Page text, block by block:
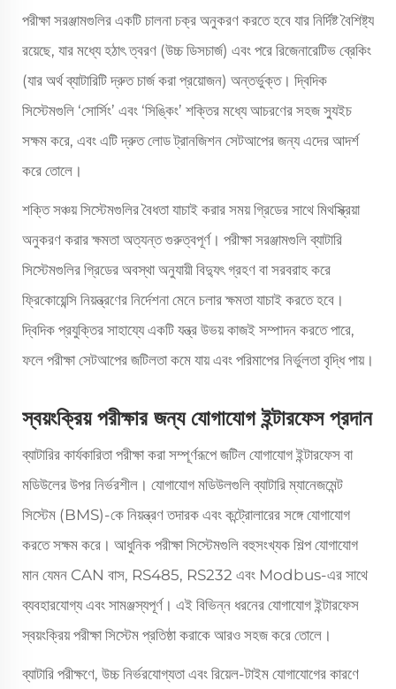
পরীক্ষা সরঞ্জামগুলির একটি চালনা চক্র অনুকরণ করতে হবে যার নির্দিষ্ট বৈশিষ্ট্য
রয়েছে, যার মধ্যে হঠাৎ ত্বরণ (উচ্চ ডিসচার্জ) এবং পরে রিজেনারেটিভ ব্রেকিং
(যার অর্থ ব্যাটারিটি দ্রুত চার্জ করা প্রয়োজন) অন্তর্ভুক্ত। দ্বিদিক
সিস্টেমগুলি ‘সোর্সিং’ এবং ‘সিঙ্কিং’ শক্তির মধ্যে আচরণের সহজ স্যুইচ
সক্ষম করে, এবং এটি দ্রুত লোড ট্রানজিশন সেটআপের জন্য এদের আদর্শ
করে তোলে।
শক্তি সঞ্চয় সিস্টেমগুলির বৈধতা যাচাই করার সময় গ্রিডের সাথে মিথস্ক্রিয়া
অনুকরণ করার ক্ষমতা অত্যন্ত গুরুত্বপূর্ণ। পরীক্ষা সরঞ্জামগুলি ব্যাটারি
সিস্টেমগুলির গ্রিডের অবস্থা অনুযায়ী বিদ্যুৎ গ্রহণ বা সরবরাহ করে
ফ্রিকোয়েন্সি নিয়ন্ত্রণের নির্দেশনা মেনে চলার ক্ষমতা যাচাই করতে হবে।
দ্বিদিক প্রযুক্তির সাহায্যে একটি যন্ত্র উভয় কাজই সম্পাদন করতে পারে,
ফলে পরীক্ষা সেটআপের জটিলতা কমে যায় এবং পরিমাপের নির্ভুলতা বৃদ্ধি পায়।
স্বয়ংক্রিয় পরীক্ষার জন্য যোগাযোগ ইন্টারফেস প্রদান
ব্যাটারির কার্যকারিতা পরীক্ষা করা সম্পূর্ণরূপে জটিল যোগাযোগ ইন্টারফেস বা
মডিউলের উপর নির্ভরশীল। যোগাযোগ মডিউলগুলি ব্যাটারি ম্যানেজমেন্ট
সিস্টেম (BMS)-কে নিয়ন্ত্রণ তদারক এবং কন্ট্রোলারের সঙ্গে যোগাযোগ
করতে সক্ষম করে। আধুনিক পরীক্ষা সিস্টেমগুলি বহুসংখ্যক শিল্প যোগাযোগ
মান যেমন CAN বাস, RS485, RS232 এবং Modbus-এর সাথে
ব্যবহারযোগ্য এবং সামঞ্জস্যপূর্ণ। এই বিভিন্ন ধরনের যোগাযোগ ইন্টারফেস
স্বয়ংক্রিয় পরীক্ষা সিস্টেম প্রতিষ্ঠা করাকে আরও সহজ করে তোলে।
ব্যাটারি পরীক্ষণে, উচ্চ নির্ভরযোগ্যতা এবং রিয়েল-টাইম যোগাযোগের কারণে